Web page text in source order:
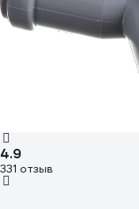
4.9
331 отзыв